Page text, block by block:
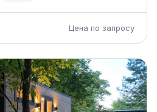
Цена по запросу